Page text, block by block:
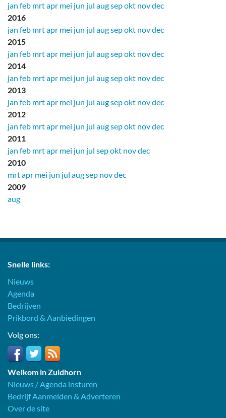
jan feb mrtapr mei jun jul augsepokt novdec
2016
jan feb mrtapr mei jun jul augsepokt novdec
2015
jan feb mrtapr mei jun jul augsepokt novdec
2014
jan feb mrtapr mei jun jul augsepokt novdec
2013
jan feb mrtapr mei jun jul augsepokt novdec
2012
jan feb mrtapr mei jun jul augsepokt novdec
2011
jan feb mrtapr mei jun jul sepokt novdec
2010
mrtapr mei jun jul augsep novdec
2009
aug
Snelle links:
Nieuws
Agenda
Bedrijven
Prikbord & Aanbiedingen
Volg ons:
Welkom in Zuidhorn
Nieuws / Agenda insturen
Bedrijf Aanmelden & Adverteren
Over de site